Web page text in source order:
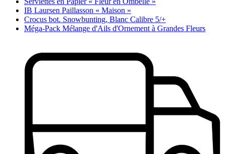
IB Laursen Paillasson « Maison »
Crocus bot. Snowbunting, Blanc Calibre 5/+
Méga-Pack Mélange d'Ails d'Ornement à Grandes Fleurs